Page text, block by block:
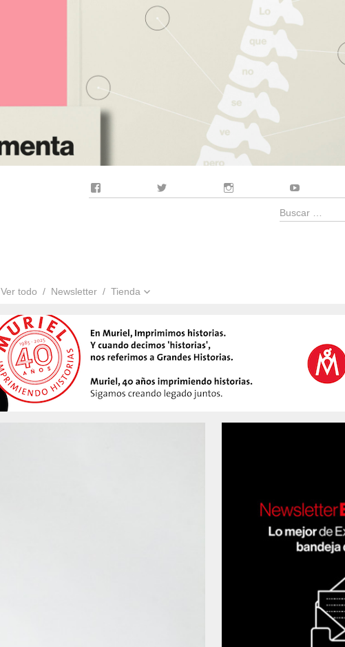
Ver todo Newsletter Tienda
Buscar